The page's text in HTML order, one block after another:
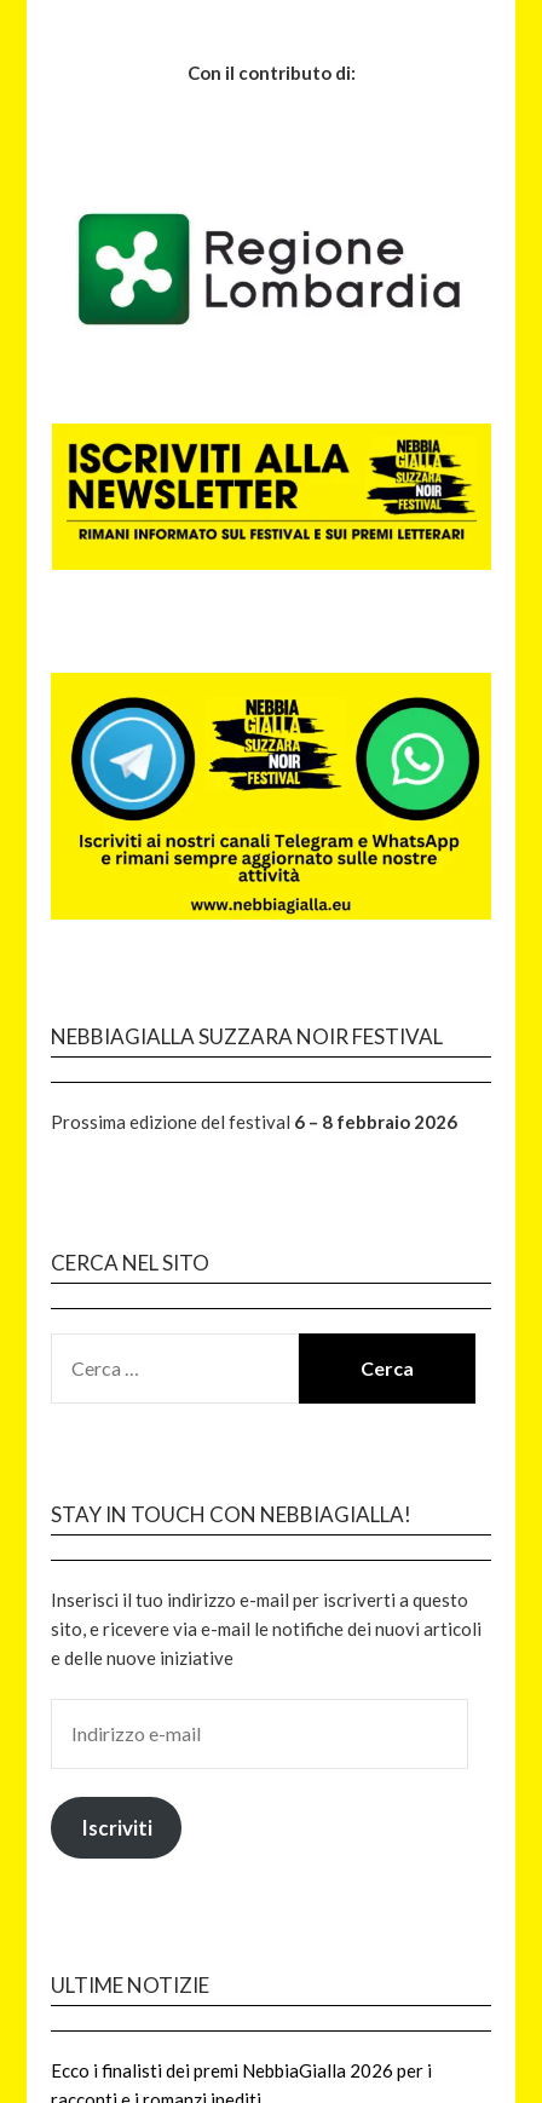
Con il contributo di:
NEBBIAGIALLA SUZZARA NOIR FESTIVAL
Prossima edizione del festival 6 – 8 febbraio 2026
CERCA NEL SITO
STAY IN TOUCH CON NEBBIAGIALLA!
Inserisci il tuo indirizzo e-mail per iscriverti a questo
sito, e ricevere via e-mail le notifiche dei nuovi articoli
e delle nuove iniziative
Iscriviti
ULTIME NOTIZIE
Ecco i finalisti dei premi NebbiaGialla 2026 per i